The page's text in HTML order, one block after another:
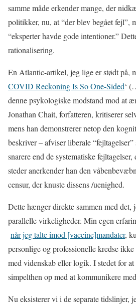
samme måde erkender mange, der
politikker, nu, at “der blev begået fejl”,
“eksperter havde gode intentioner.”
rationalisering.
En Atlantic-artikel, jeg lige er stødt på,
COVID Reckoning Is So One-Sided‘
denne psykologiske modstand mod at
Jonathan Chait, forfatteren, kritiserer
mens han demonstrerer netop den
beskriver – afviser liberale
snarere end de systematiske
steder anerkender han den
censur, der knuste dissens /uenighed.
Dette hænger direkte sammen med det,
parallelle virkeligheder. Min egen
når jeg talte imod [vaccine]mandater,
personlige og professionelle kredse
med videnskab eller logik. I stedet for
simpelthen op med at kommunikere
Nu eksisterer vi i de separate tidslinjer,